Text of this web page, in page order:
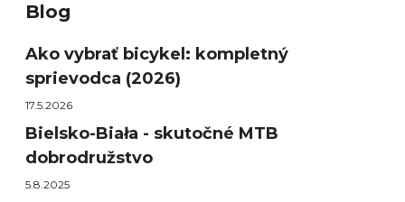
Blog
Ako vybrať bicykel: kompletný
sprievodca (2026)
17.5.2026
Bielsko-Biała - skutočné MTB
dobrodružstvo
5.8.2025